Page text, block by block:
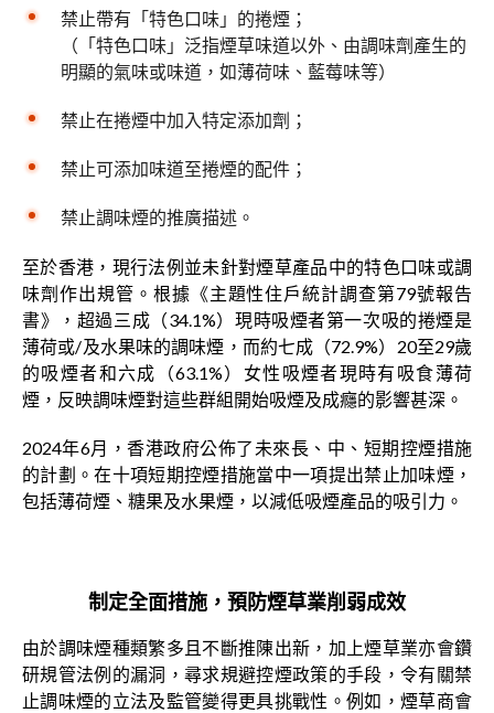
禁止帶有「特色口味」的捲煙；
（「特色口味」泛指煙草味道以外、由調味劑產生的
明顯的氣味或味道，如薄荷味、藍莓味等）
禁止在捲煙中加入特定添加劑；
禁止可添加味道至捲煙的配件；
禁止調味煙的推廣描述。
至於香港，現行法例並未針對煙草產品中的特色口味或調
味劑作出規管。根據《主題性住戶統計調查第79號報告
書》，超過三成（34.1%）現時吸煙者第一次吸的捲煙是
薄荷或/及水果味的調味煙，而約七成（72.9%）20至29歲
的吸煙者和六成（63.1%）女性吸煙者現時有吸食薄荷
煙，反映調味煙對這些群組開始吸煙及成癮的影響甚深。
2024年6月，香港政府公佈了未來長、中、短期控煙措施
的計劃。在十項短期控煙措施當中一項提出禁止加味煙，
包括薄荷煙、糖果及水果煙，以減低吸煙產品的吸引力。
制定全面措施，預防煙草業削弱成效
由於調味煙種類繁多且不斷推陳出新，加上煙草業亦會鑽
研規管法例的漏洞，尋求規避控煙政策的手段，令有關禁
止調味煙的立法及監管變得更具挑戰性。例如，煙草商會